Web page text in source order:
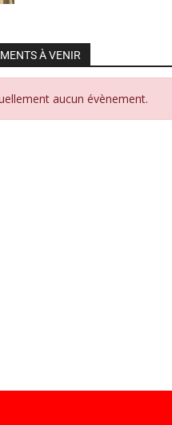
À VENIR
aucun évènement.